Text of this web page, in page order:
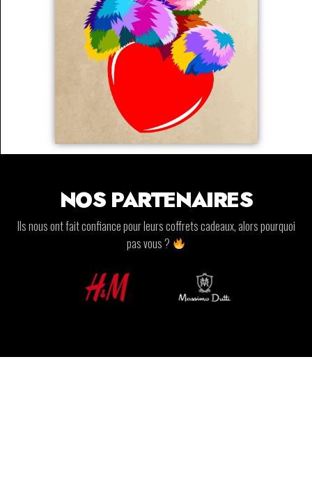
NOS PARTENAIRES
Ils nous ont fait confiance pour leurs coffrets cadeaux, alors pourquoi
pas vous ?